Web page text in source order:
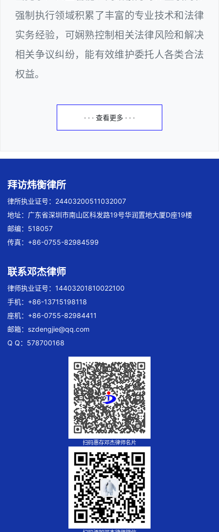
强制执行领域积累了丰富的专业技术和法律
实务经验，可娴熟控制相关法律风险和解决
相关争议纠纷，能有效维护委托人各类合法
权益。
· · · 查看更多 · · ·
拜访炜衡律所
律所执业证号：24403200511032007
地址：广东省深圳市南山区科发路19号华润置地大厦D座19楼
邮编：518057
传真：+86-0755-82984599
联系邓杰律师
律师执业证号：14403201810022100
手机：+86-13715198118
座机：+86-0755-82984411
邮箱： szdengjie@qq.com
Q Q：578700168
扫码惠存邓杰律师名片